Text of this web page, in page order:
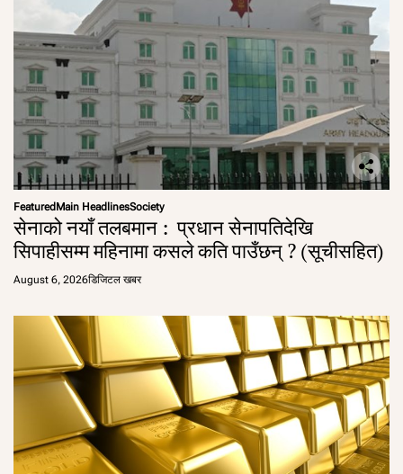
Featured Main HeadlinesSociety
सेनाको नयाँ तलबमान : प्रधान सेनापतिदेखि
सिपाहीसम्म महिनामा कसले कति पाउँछन् ? (सूचीसहित)
August 6, 2026डिजिटल खबर